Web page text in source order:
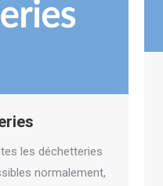
les déchetteries
normalement,